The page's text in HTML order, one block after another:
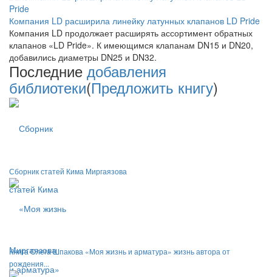
Компания LD расширила линейку латунных клапанов LD Pride
Компания LD продолжает расширять ассортимент обратных
клапанов «LD Pride». К имеющимся клапанам DN15 и DN20,
добавились диаметры DN25 и DN32.
Последние добавления
библиотеки(Предложить книгу)
Сборник статей Кима Миргаязова
Книга Олега Шпакова «Моя жизнь и арматура» жизнь автора от
рождения...